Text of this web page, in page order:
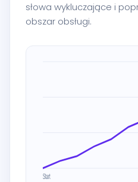
słowa wykluczające i
obszar obsługi.